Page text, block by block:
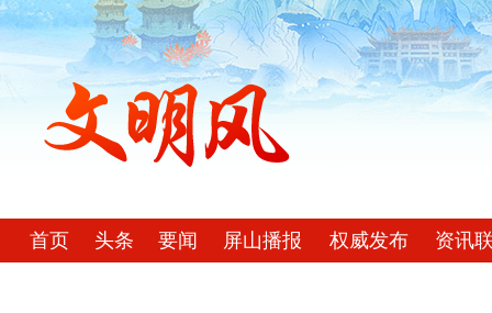
首页 头条 要闻 屏山播报 权威发布 资讯